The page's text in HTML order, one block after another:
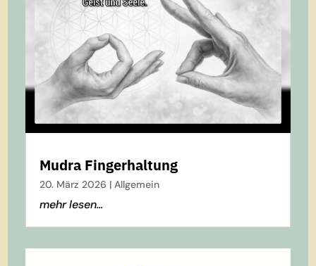
Mudra Fingerhaltung
20. März 2026 |Allgemein
mehr lesen...